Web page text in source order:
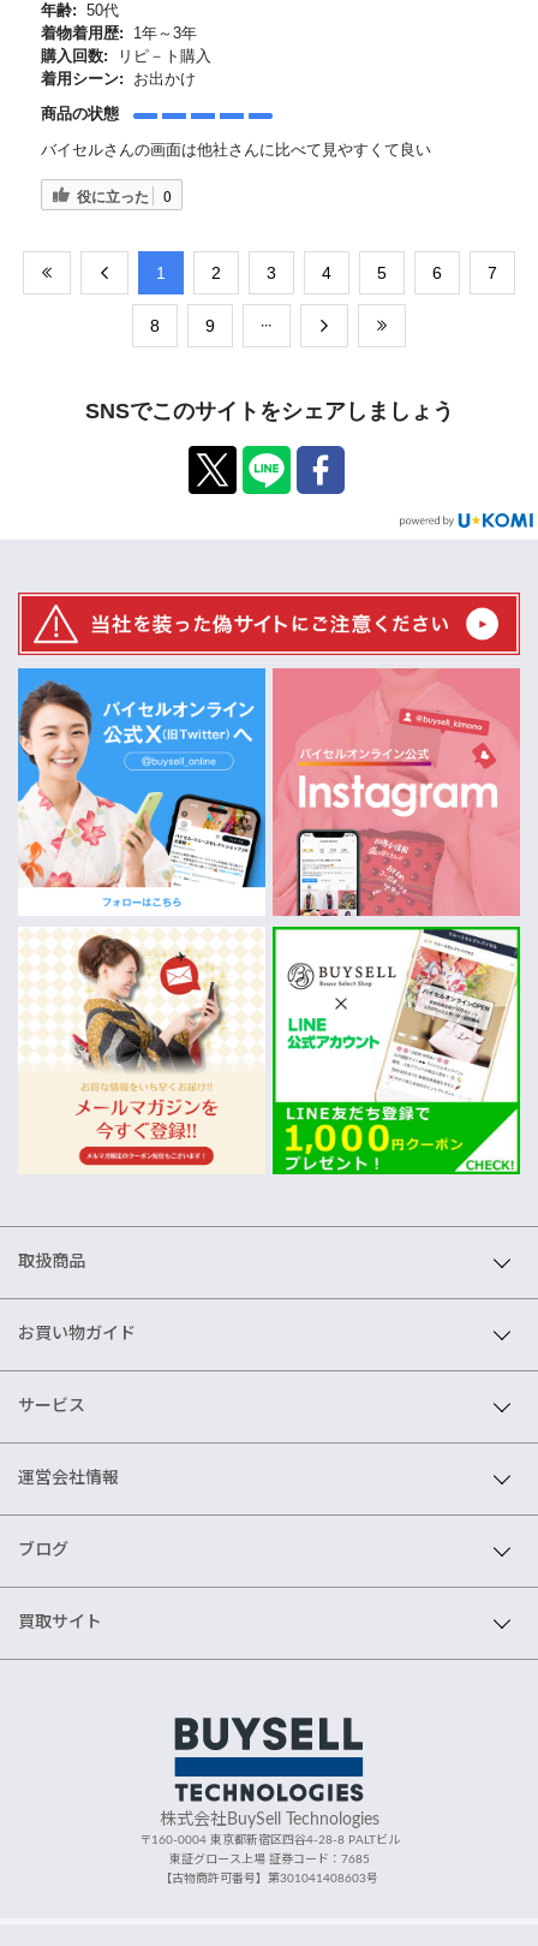
年齢: 50代
着物着用歴:
1年～3年
購入回数:
リピ－ト購入
着用シーン:
お出かけ
商品の状態
バイセルさんの画面は他社さんに比べて見やすくて良い
役に立った 0
​1 ​2 ​3 ​4 ​5 ​6 ​7
​8 ​9
SNSでこのサイトをシェアしましょう
取扱商品
お買い物ガイド
サービス
運営会社情報
ブログ
買取サイト
株式会社BuySell Technologies
〒160-0004 東京都新宿区四谷4-28-8 PALTビル
東証グロース上場 証券コード：7685
【古物商許可番号】第301041408603号